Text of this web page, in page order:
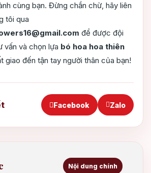
cùng bạn. Đừng chần chừ, hãy liên
tôi qua
để được đội
vấn và chọn lựa bó hoa hoa thiên
giao đến tận tay người thân của bạn!
Facebook Zalo
Nội dung chính